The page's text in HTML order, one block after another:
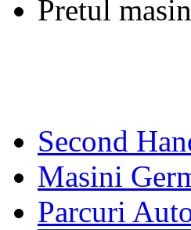
Pretul
Second
Masini
Parcuri